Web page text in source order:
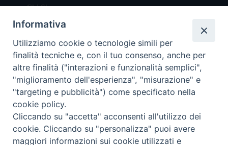
Chi Siamo
Redazione
Scrivici
Copyright © 2019 - Tutti i diritti riservati - Vita
Trentina Editrice
Informativa
Utilizziamo cookie o tecnologie simili per
finalità tecniche e, con il tuo consenso, anche per
altre finalità ("interazioni e funzionalità semplici",
"miglioramento dell'esperienza", "misurazione" e
"targeting e pubblicità") come specificato nella
cookie policy.
Cliccando su "accetta" acconsenti all'utilizzo dei
cookie. Cliccando su "personalizza" puoi avere
maggiori informazioni sui cookie utilizzati e